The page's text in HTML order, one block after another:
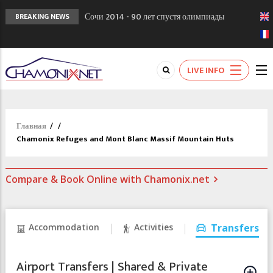
BREAKING NEWS
Сочи 2014 - 90 лет спустя олимпиады
Кол де Монте закрыт 11 января 2013
Chamonixporusski - Русское Шамони. Мы
вам поможем!
LIVE INFO
Главная / /
Chamonix Refuges and Mont Blanc Massif Mountain Huts
Compare & Book Online with Chamonix.net
Accommodation Activities Transfers
Airport Transfers | Shared & Private